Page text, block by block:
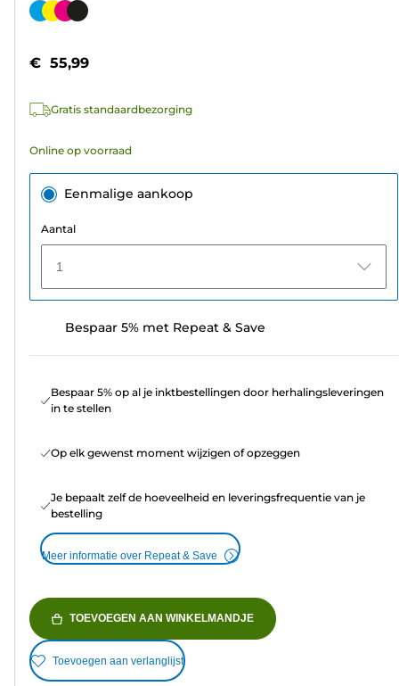
van
sterren.
beoordelingen
Kleurencartridge
€ 55,99
Gratis standaardbezorging
Online op voorraad
Eenmalige aankoop
Aantal
1
Bespaar 5% met Repeat & Save
Bespaar 5% op al je inktbestellingen door herhalingsleveringen
in te stellen
Op elk gewenst moment wijzigen of opzeggen
Je bepaalt zelf de hoeveelheid en leveringsfrequentie van je
bestelling
Meer informatie over Repeat & Save
TOEVOEGEN AAN WINKELMANDJE
Toevoegen aan verlanglijst